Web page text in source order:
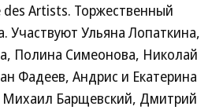
Artists. Торжественный
Участвуют Ульяна Лопаткина,
Полина Симеонова, Николай
Фадеев, Андрис и Екатерина
Михаил Барщевский, Дмитрий